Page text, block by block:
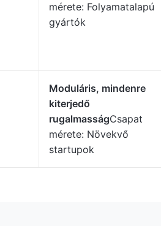
mérete: Folyamatalapú
gyártók
Moduláris, mindenre
kiterjedő
rugalmasságCsapat
mérete: Növekvő
startupok